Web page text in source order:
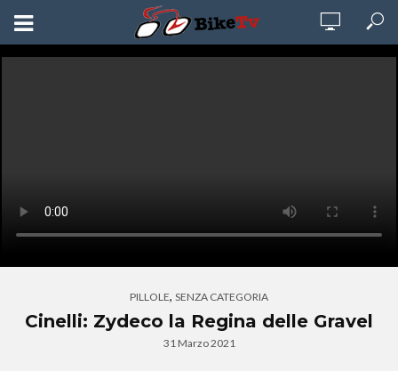
PILLOLE, SENZA CATEGORIA
Cinelli: Zydeco la Regina delle Gravel
31 Marzo 2021